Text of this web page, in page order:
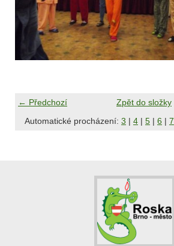
← Předchozí
Zpět do složky
Automatické procházení: 3 | 4 | 5 | 6 | 7